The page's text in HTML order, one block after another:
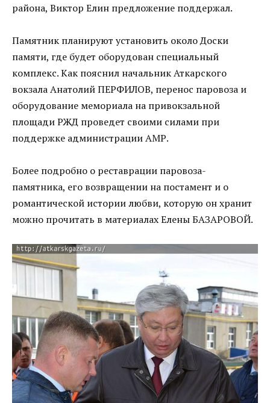
района, Виктор Елин предложение поддержал.
Памятник планируют установить около Доски
памяти, где будет оборудован специальный
комплекс. Как пояснил начальник Аткарского
вокзала Анатолий ПЕРФИЛОВ, перенос паровоза и
оборудование мемориала на привокзальной
площади РЖД проведет своими силами при
поддержке администрации АМР.
Более подробно о реставрации паровоза-
памятника, его возвращении на постамент и о
романтической истории любви, которую он хранит
можно прочитать в материалах Елены БАЗАРОВОЙ.